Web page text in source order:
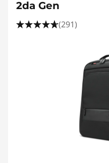
2da Gen
(291)